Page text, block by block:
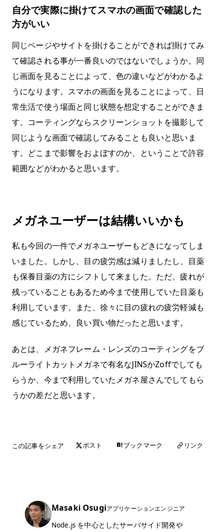
自分で実際に掛けてスマホの画面で確認した
方がいい
同じページやサイトを掛けることができれば掛けてみ
て確認される事が一番良いのではないでしょうか。同
じ画面を見ることによって、色の違いなどがわかるよ
うになります。スマホの画面を見ることによって、日
常生活で使う場面と同じ状態を想定することができま
す。コーティングならスクリーンショットを撮影して
同じような画面で確認してみることも良いと思いま
す。どこまで影響をおよぼすのか、ということで許容
範囲などがわかると思います。
メガネユーザーは結構いいかも
私も今回の一件でメガネユーザーもどきになってしま
いました。しかし、目の疲労感は減りましたし、目薬
も保養目薬の方にシフトして来ました。ただ、疲れが
残っていることもあるため今まで使用していた目薬も
利用しています。また、徐々に目の疲れの疲労軽減も
感じているため、良い買い物だったと思います。
あとは、メガネフレーム・レンズのコーティングをブ
ルーライトカットメガネで有名なJINSかZoffでしても
らうか、今まで利用していたメガネ屋さんでしてもら
うかの差だと思います。
この記事をシェア ポスト ブックマーク リンク
Masaki Osugiアプリケーションエンジニア
Node.js を中心としたサーバサイド開発や